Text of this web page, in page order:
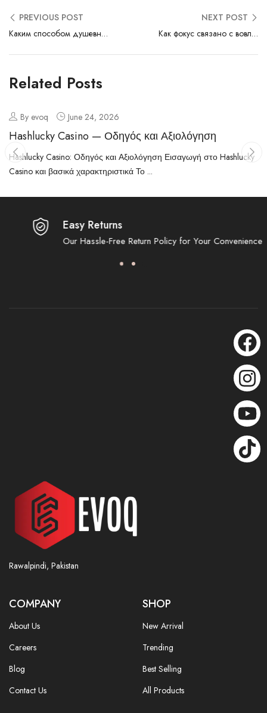
PREVIOUS POST
Каким способом душевное стресс оказывает влияние на стимул
NEXT POST
Как фокус связано с вовлечённостью
Related Posts
By evoq June 24, 2026
Hashlucky Casino — Οδηγός και Αξιολόγηση
Hashlucky Casino: Οδηγός και Αξιολόγηση Εισαγωγή στο Hashlucky
Casino και βασικά χαρακτηριστικά Το ...
Easy Returns
Our Hassle-Free Return Policy for Your Convenience
Rawalpindi, Pakistan
COMPANY
About Us
Careers
Blog
Contact Us
SHOP
New Arrival
Trending
Best Selling
All Products